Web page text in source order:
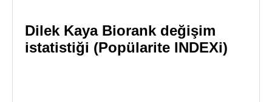
Dilek Kaya Biorank değişim
istatistiği (Popülarite INDEXi)